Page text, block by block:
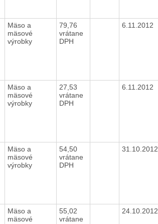
Mäso a
mäsové
výrobky
79,76
vrátane
DPH
6.11.2012
Mäso a
mäsové
výrobky
27,53
vrátane
DPH
6.11.2012
Mäso a
mäsové
výrobky
54,50
vrátane
DPH
31.10.2012
Mäso a
mäsové
55,02
vrátane
24.10.2012